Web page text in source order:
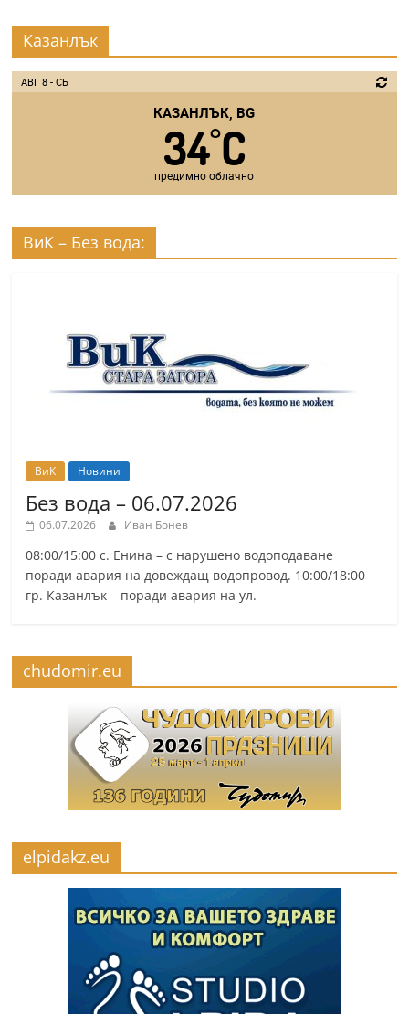
Казанлък
АВГ 8 - СБ
КАЗАНЛЪК, BG
34°C
предимно облачно
ВиК – Без вода:
ВиК Новини
Без вода – 06.07.2026
06.07.2026 Иван Бонев
08:00/15:00 с. Енина – с нарушено водоподаване
поради авария на довеждащ водопровод. 10:00/18:00
гр. Казанлък – поради авария на ул.
chudomir.eu
elpidakz.eu